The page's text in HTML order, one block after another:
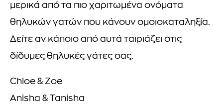
μερικά από τα πιο χαριτωμένα ονόματα
θηλυκών γατών που κάνουν ομοιοκαταληξία.
Δείτε αν κάποιο από αυτά ταιριάζει στις
δίδυμες θηλυκές γάτες σας.
Chloe & Zoe
Anisha & Tanisha